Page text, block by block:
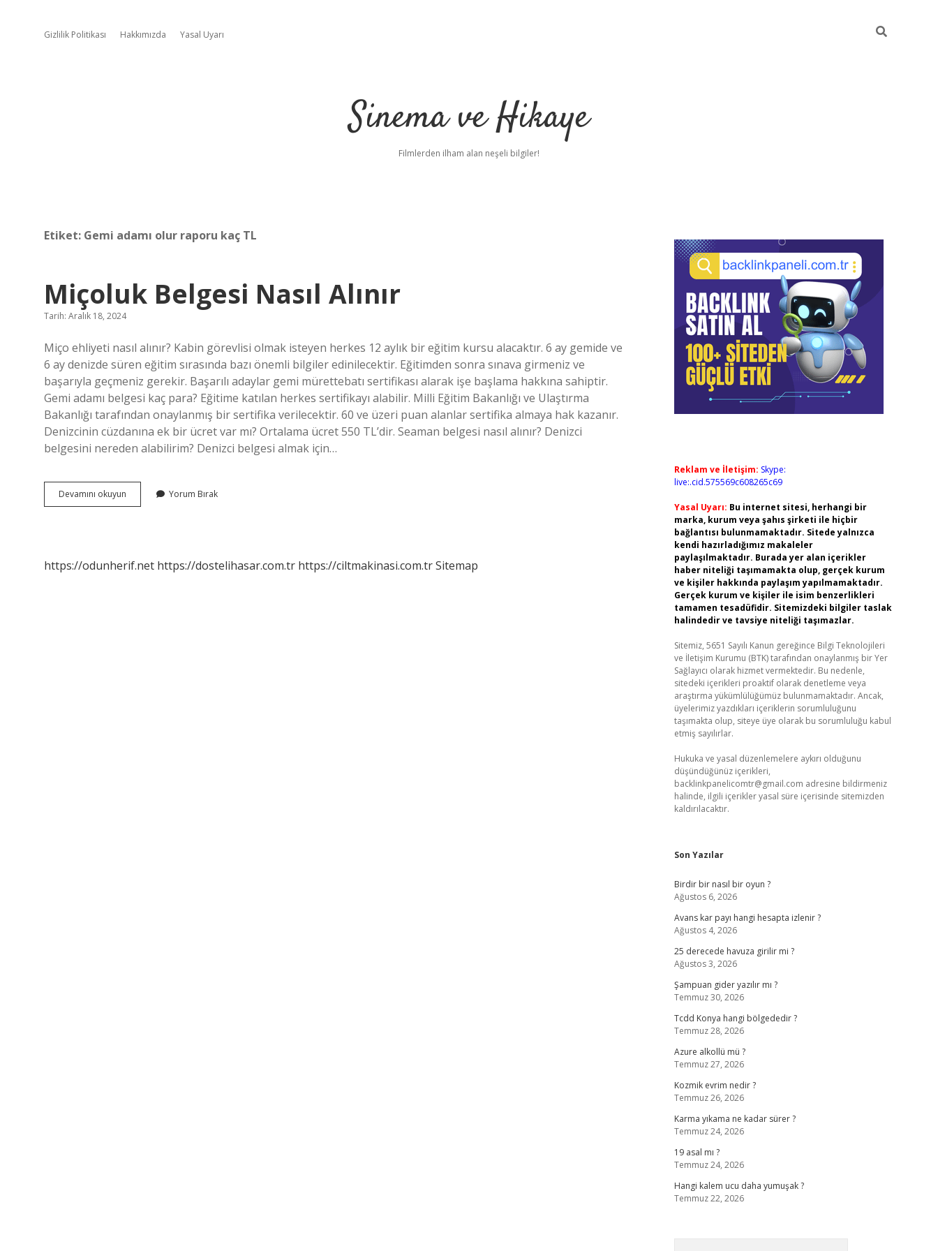
Gizlilik Politikası Hakkımızda Yasal Uyarı
Sinema ve Hikaye
Filmlerden ilham alan neşeli bilgiler!
Etiket: Gemi adamı olur raporu kaç TL
Miçoluk Belgesi Nasıl Alınır
Tarih: Aralık 18, 2024
Miço ehliyeti nasıl alınır? Kabin görevlisi olmak isteyen herkes 12 aylık bir eğitim kursu alacaktır. 6 ay gemide ve
6 ay denizde süren eğitim sırasında bazı önemli bilgiler edinilecektir. Eğitimden sonra sınava girmeniz ve
başarıyla geçmeniz gerekir. Başarılı adaylar gemi mürettebatı sertifikası alarak işe başlama hakkına sahiptir.
Gemi adamı belgesi kaç para? Eğitime katılan herkes sertifikayı alabilir. Milli Eğitim Bakanlığı ve Ulaştırma
Bakanlığı tarafından onaylanmış bir sertifika verilecektir. 60 ve üzeri puan alanlar sertifika almaya hak kazanır.
Denizcinin cüzdanına ek bir ücret var mı? Ortalama ücret 550 TL’dir. Seaman belgesi nasıl alınır? Denizci
belgesini nereden alabilirim? Denizci belgesi almak için…
Devamını okuyun
Belgesi
Yorum Bırak
https://odunherif.net https://dostelihasar.com.tr https://ciltmakinasi.com.trSitemap
Sidebar
Reklam ve İletişim: Skype:
live:.cid.575569c608265c69
Yasal Uyarı: Bu internet sitesi, herhangi bir
marka, kurum veya şahıs şirketi ile hiçbir
bağlantısı bulunmamaktadır. Sitede yalnızca
kendi hazırladığımız makaleler
paylaşılmaktadır. Burada yer alan içerikler
haber niteliği taşımamakta olup, gerçek kurum
ve kişiler hakkında paylaşım yapılmamaktadır.
Gerçek kurum ve kişiler ile isim benzerlikleri
tamamen tesadüfidir. Sitemizdeki bilgiler taslak
halindedir ve tavsiye niteliği taşımazlar.
Sitemiz, 5651 Sayılı Kanun gereğince Bilgi Teknolojileri
ve İletişim Kurumu (BTK) tarafından onaylanmış bir Yer
Sağlayıcı olarak hizmet vermektedir. Bu nedenle,
sitedeki içerikleri proaktif olarak denetleme veya
araştırma yükümlülüğümüz bulunmamaktadır. Ancak,
üyelerimiz yazdıkları içeriklerin sorumluluğunu
taşımakta olup, siteye üye olarak bu sorumluluğu kabul
etmiş sayılırlar.
Hukuka ve yasal düzenlemelere aykırı olduğunu
düşündüğünüz içerikleri,
backlinkpanelicomtr@gmail.com adresine bildirmeniz
halinde, ilgili içerikler yasal süre içerisinde sitemizden
kaldırılacaktır.
Son Yazılar
Birdir bir nasıl bir oyun ?
Ağustos 6, 2026
Avans kar payı hangi hesapta izlenir ?
Ağustos 4, 2026
25 derecede havuza girilir mi ?
Ağustos 3, 2026
Şampuan gider yazılır mı ?
Temmuz 30, 2026
Tcdd Konya hangi bölgededir ?
Temmuz 28, 2026
Azure alkollü mü ?
Temmuz 27, 2026
Kozmik evrim nedir ?
Temmuz 26, 2026
Karma yıkama ne kadar sürer ?
Temmuz 24, 2026
19 asal mı ?
Temmuz 24, 2026
Hangi kalem ucu daha yumuşak ?
Temmuz 22, 2026